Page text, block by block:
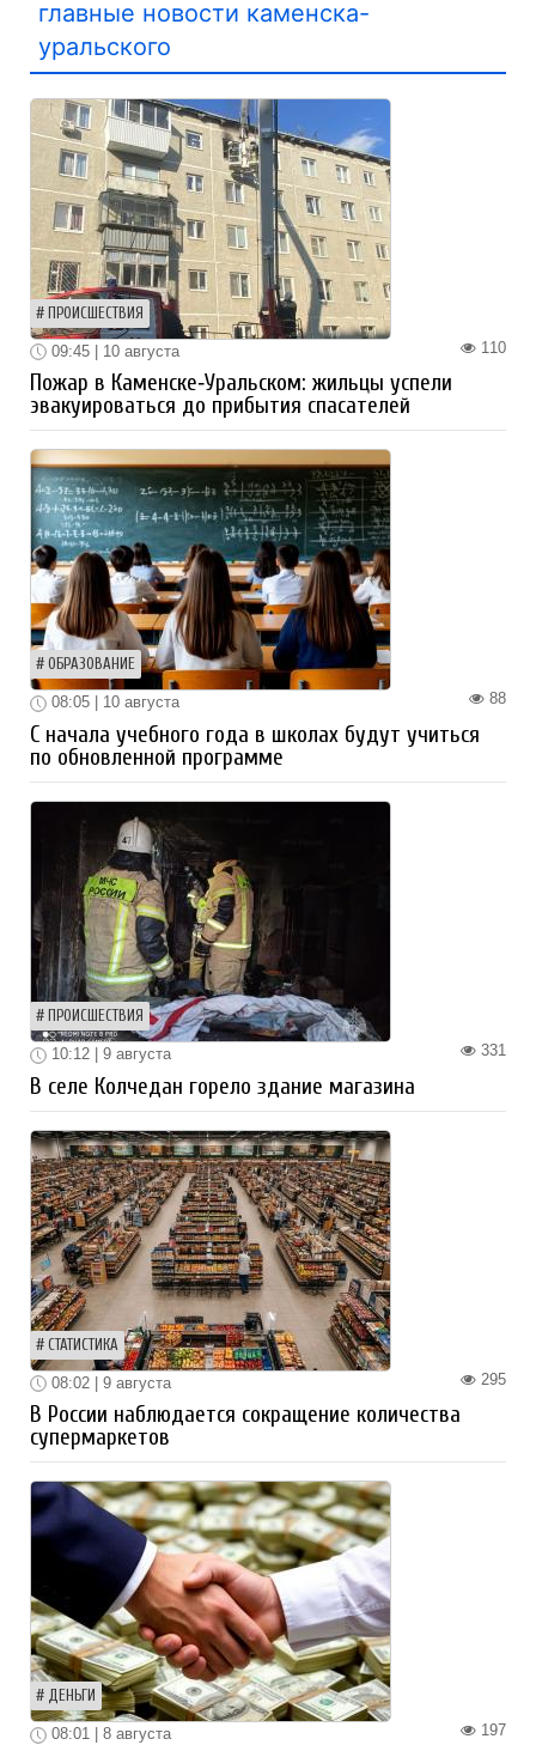
главные новости каменска-
уральского
ПРОИСШЕСТВИЯ
110
09:45 | 10 августа
Пожар в Каменске‑Уральском: жильцы успели
эвакуироваться до прибытия спасателей
ОБРАЗОВАНИЕ
88
08:05 | 10 августа
С начала учебного года в школах будут учиться
по обновленной программе
ПРОИСШЕСТВИЯ
331
10:12 | 9 августа
В селе Колчедан горело здание магазина
СТАТИСТИКА
295
08:02 | 9 августа
В России наблюдается сокращение количества
супермаркетов
ДЕНЬГИ
197
08:01 | 8 августа